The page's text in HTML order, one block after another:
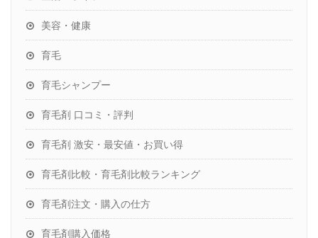
美容・健康
育毛
育毛シャンプー
育毛剤 口コミ・評判
育毛剤 激安・最安値・お買い得
育毛剤比較・育毛剤比較ランキング
育毛剤注文・購入の仕方
育毛剤購入価格